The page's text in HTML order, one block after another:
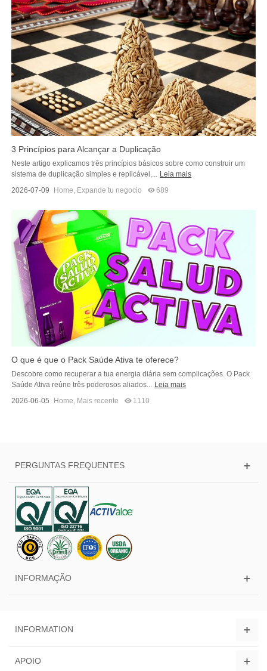
3 Princípios para Alcançar a Duplicação
Neste artigo explicamos três princípios básicos sobre como construir um
sistema de duplicação simples e replicável,... Leia mais
2026-07-09
Home, Expande tu negocio 689
O que é que o Pack Saúde Ativa te oferece?
Descobre como recuperar a tua energia diária sem complicações. O Pack
Saúde Ativa reúne três poderosos aliados... Leia mais
2026-06-05
Home, Mais recente 1110
PERGUNTAS FREQUENTES
INFORMAÇÃO
INFORMATION
APOIO